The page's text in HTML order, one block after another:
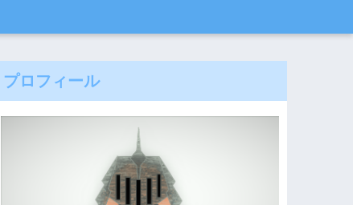
プロフィール